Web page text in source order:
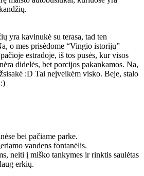
yra kavinukė su terasa, tad ten
o mes prisėdome “Vingio istorijų”
estradoje, iš tos pusės, kur visos
didelės, bet porcijos pakankamos. Na,
:D Tai neįveikėm visko. Beje, stalo
bei pačiame parke.
vandens fontanėlis.
neiti į miško tankymes ir rinktis saulėtas
erkių.